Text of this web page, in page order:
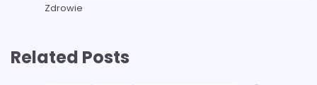
Zdrowie
Related Posts